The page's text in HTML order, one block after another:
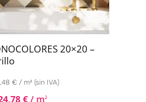
20×20 –
€ / m² (sin IVA)
€ / m2